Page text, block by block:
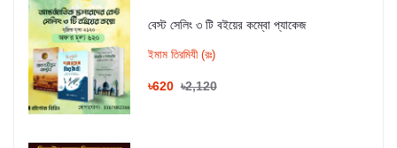
বেস্ট সেলিং ৩ টি বইয়ের কম্বো প্যাকেজ
ইমাম তিরমিযী (রঃ)
৳620 ৳2,120